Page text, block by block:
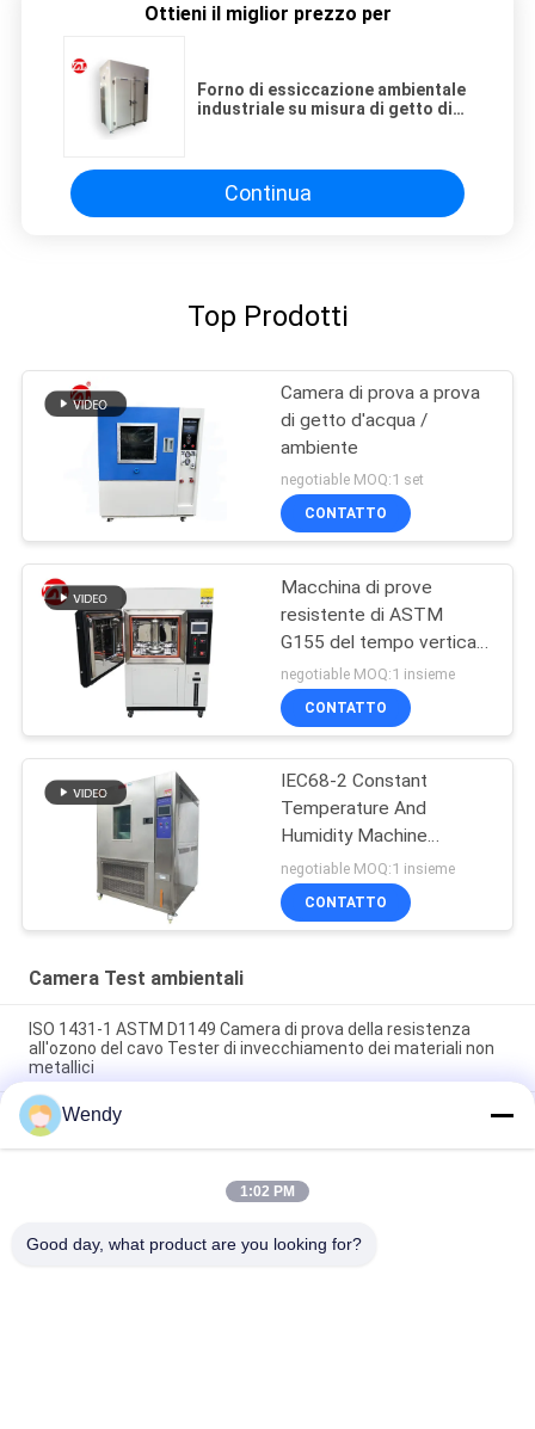
Ottieni il miglior prezzo per
Forno di essiccazione ambientale
industriale su misura di getto di
Continua
Top Prodotti
Camera di prova a prova
di getto d'acqua /
ambiente
negotiable MOQ:1 set
CONTATTO
Macchina di prove
resistente di ASTM
G155 del tempo verticale
della lampada allo xeno
negotiable MOQ:1 insieme
CONTATTO
IEC68-2 Constant
Temperature And
Humidity Machine
programmabile
negotiable MOQ:1 insieme
CONTATTO
Camera Test ambientali
ISO 1431-1 ASTM D1149 Camera di prova della resistenza
all'ozono del cavo Tester di invecchiamento dei materiali non
metallici
ISO 187 TAPPI T 402 Camera di umidità a temperatura
costante per camera di prova ambientale per il
condizionamento della carta
Attrezzatura ad alta temperatura programmabile interna
Wendy
1:02 PM
Good day, what product are you looking for?